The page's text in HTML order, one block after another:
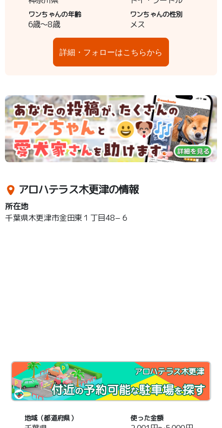
ワンちゃんの年齢
6歳～8歳
ワンちゃんの性別
メス
詳細・フォローはこちらから
アロハテラス木更津の情報
所在地
千葉県木更津市金田東１丁目48−６
アロハテラス木更津
地域（都道府県） 使った金額